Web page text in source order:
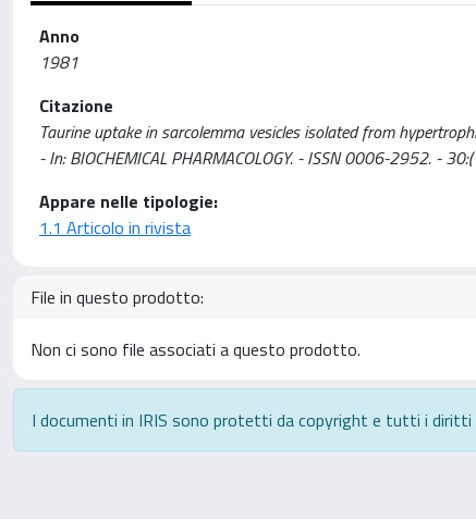
Anno
1981
Citazione
Taurine uptake in sarcolemma vesicles isolated from
- In: BIOCHEMICAL PHARMACOLOGY. - ISSN 0006-2952. -
Appare nelle tipologie:
1.1 Articolo in rivista
File in questo prodotto:
Non ci sono file associati a questo prodotto.
I documenti in IRIS sono protetti da copyright e tutti i diritti